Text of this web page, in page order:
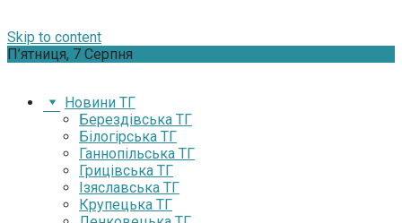
Skip to content
П’ятниця, 7 Серпня
Новини ТГ
Берездівська ТГ
Білогірська ТГ
Ганнопільська ТГ
Грицівська ТГ
Ізяславська ТГ
Крупецька ТГ